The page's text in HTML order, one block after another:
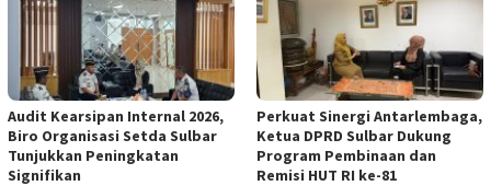
Audit Kearsipan Internal 2026,
Biro Organisasi Setda Sulbar
Tunjukkan Peningkatan
Signifikan
Perkuat Sinergi Antarlembaga,
Ketua DPRD Sulbar Dukung
Program Pembinaan dan
Remisi HUT RI ke-81